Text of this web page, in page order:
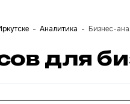
Аналитика Бизнес-
для